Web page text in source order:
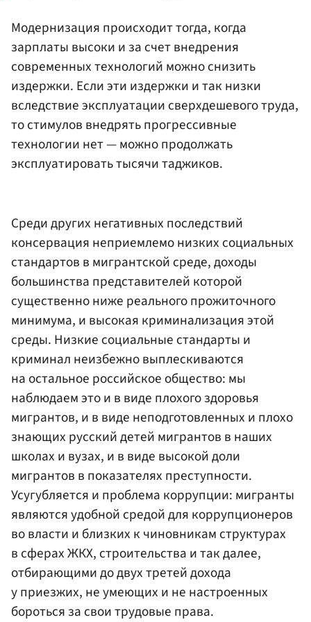
Модернизация происходит тогда, когда
зарплаты высоки и за счет внедрения
современных технологий можно снизить
издержки. Если эти издержки и так низки
вследствие эксплуатации сверхдешевого труда,
то стимулов внедрять прогрессивные
технологии нет — можно продолжать
эксплуатировать тысячи таджиков.
Среди других негативных последствий
консервация неприемлемо низких социальных
стандартов в мигрантской среде, доходы
большинства представителей которой
существенно ниже реального прожиточного
минимума, и высокая криминализация этой
среды. Низкие социальные стандарты и
криминал неизбежно выплескиваются
на остальное российское общество: мы
наблюдаем это и в виде плохого здоровья
мигрантов, и в виде неподготовленных и плохо
знающих русский детей мигрантов в наших
школах и вузах, и в виде высокой доли
мигрантов в показателях преступности.
Усугубляется и проблема коррупции: мигранты
являются удобной средой для коррупционеров
во власти и близких к чиновникам структурах
в сферах ЖКХ, строительства и так далее,
отбирающими до двух третей дохода
у приезжих, не умеющих и не настроенных
бороться за свои трудовые права.